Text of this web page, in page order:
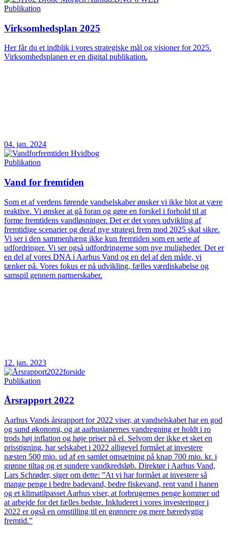
Publikation
Virksomhedsplan 2025
Her får du et indblik i vores strategiske mål og visioner for 2025.
Virksomhedsplanen er en digital publikation.
04. jan. 2024
Publikation
Vand for fremtiden
Som et af verdens førende vandselskaber ønsker vi ikke blot at være
reaktive. Vi ønsker at gå foran og gøre en forskel i forhold til at
forme fremtidens vandløsninger. Det er det vores udvikling af
fremtidige scenarier og deraf nye strategi frem mod 2025 skal sikre.
Vi ser i den sammenhæng ikke kun fremtiden som en serie af
udfordringer. Vi ser også udfordringerne som nye muligheder. Det er
en del af vores DNA i Aarhus Vand og en del af den måde, vi
tænker på. Vores fokus er på udvikling, fælles værdiskabelse og
samspil gennem partnerskaber.
12. jan. 2023
Publikation
Årsrapport 2022
Aarhus Vands årsrapport for 2022 viser, at vandselskabet har en god
og sund økonomi, og at aarhusianernes vandregning er holdt i ro
trods høj inflation og høje priser på el. Selvom der ikke et sket en
prisstigning, har selskabet i 2022 alligevel formået at investere
næsten 500 mio. ud af en samlet omsætning på knap 700 mio. kr. i
grønne tiltag og et sundere vandkredsløb. Direktør i Aarhus Vand,
Lars Schrøder, siger om dette: ”At vi har formået at investere så
mange penge i bedre badevand, bedre fiskevand, rent vand i hanen
og et klimatilpasset Aarhus viser, at forbrugernes penge kommer ud
at arbejde for det fælles bedste. Inkluderet i vores investeringer i
2022 er også en omstilling til en grønnere og mere bæredygtig
fremtid.”